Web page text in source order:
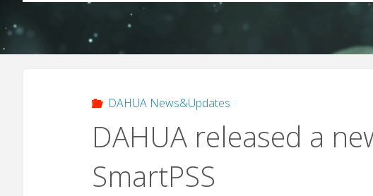
DAHUA News&Updates
DAHUA released a
SmartPSS